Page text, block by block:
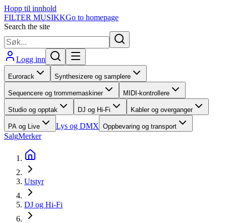
Hopp til innhold
FILTER MUSIKKGo to homepage
Search the site
Logg inn
Eurorack Synthesizere og samplere
Sequencere og trommemaskiner MIDI-kontrollere
Studio og opptak DJ og Hi-Fi Kabler og overganger
PA og Live Lys og DMX Oppbevaring og transport
SalgMerker
Utstyr
DJ og Hi-Fi